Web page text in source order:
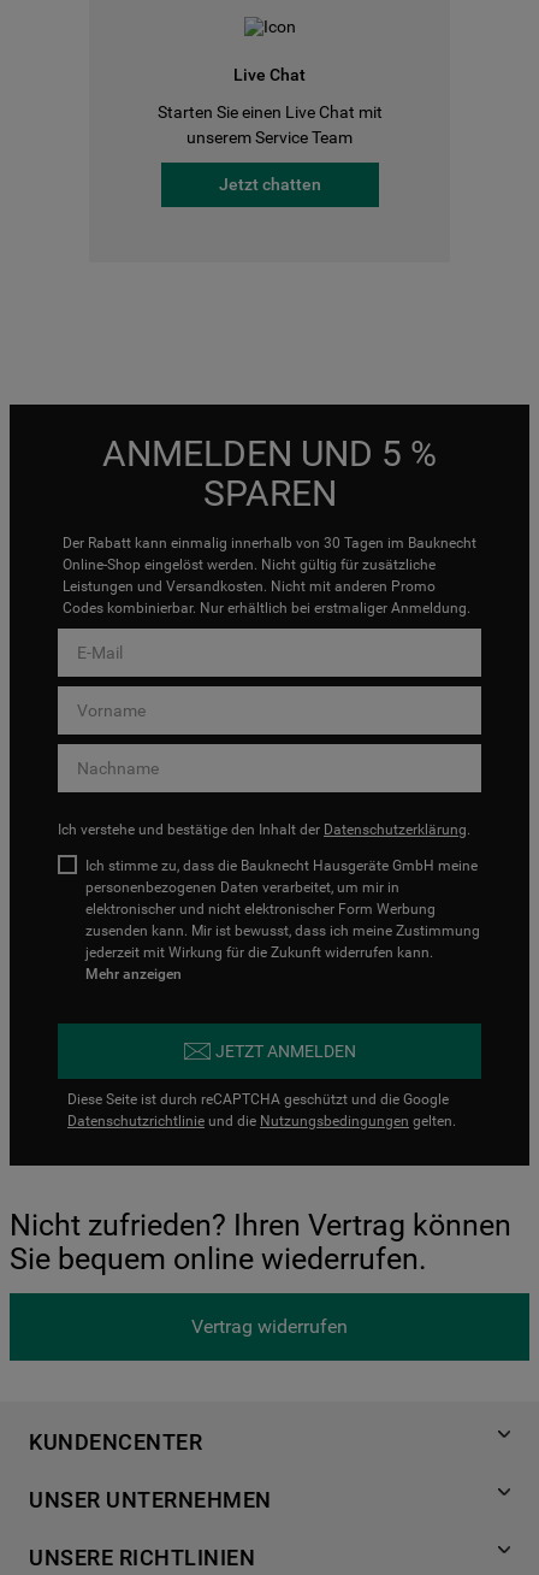
Live Chat
Starten Sie einen Live Chat mit
unserem Service Team
Jetzt chatten
ANMELDEN UND 5 %
SPAREN
Der Rabatt kann einmalig innerhalb von 30 Tagen im Bauknecht
Online-Shop eingelöst werden. Nicht gültig für zusätzliche
Leistungen und Versandkosten. Nicht mit anderen Promo
Codes kombinierbar. Nur erhältlich bei erstmaliger Anmeldung.
Ich verstehe und bestätige den Inhalt der Datenschutzerklärung.
Ich stimme zu, dass die Bauknecht Hausgeräte GmbH meine
personenbezogenen Daten verarbeitet, um mir in
elektronischer und nicht elektronischer Form Werbung
zusenden kann. Mir ist bewusst, dass ich meine Zustimmung
jederzeit mit Wirkung für die Zukunft widerrufen kann.
Mehr anzeigen
JETZT ANMELDEN
Diese Seite ist durch reCAPTCHA geschützt und die Google
Datenschutzrichtlinie und die Nutzungsbedingungen gelten.
Nicht zufrieden? Ihren Vertrag können
Sie bequem online wiederrufen.
Vertrag widerrufen
KUNDENCENTER
Händlersuche
Häufige Fragen
UNSER UNTERNEHMEN
Für Händler
UNSERE RICHTLINIEN